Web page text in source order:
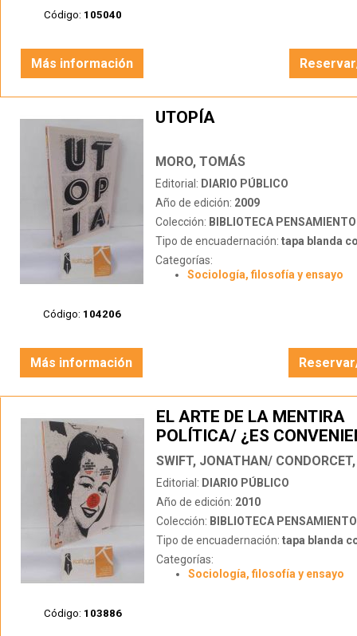
Código: 105040
Más información
Código: 104206
UTOPÍA
MORO, TOMÁS
Editorial: DIARIO PÚBLICO
Año de edición: 2009
Colección: BIBLIOTECA
Tipo de encuadernación: tapa blanda
Categorías:
Sociología, filosofía y ensayo
Más información
Código: 103886
EL ARTE DE LA MENTIRA
POLÍTICA/ ¿ES
ENGAÑAR AL PUEBLO?
Editorial: DIARIO PÚBLICO
Año de edición: 2010
Colección: BIBLIOTECA
Tipo de encuadernación: tapa blanda
Categorías:
Sociología, filosofía y ensayo